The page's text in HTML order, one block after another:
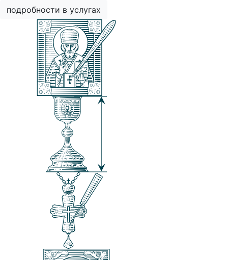
подробности в услугах